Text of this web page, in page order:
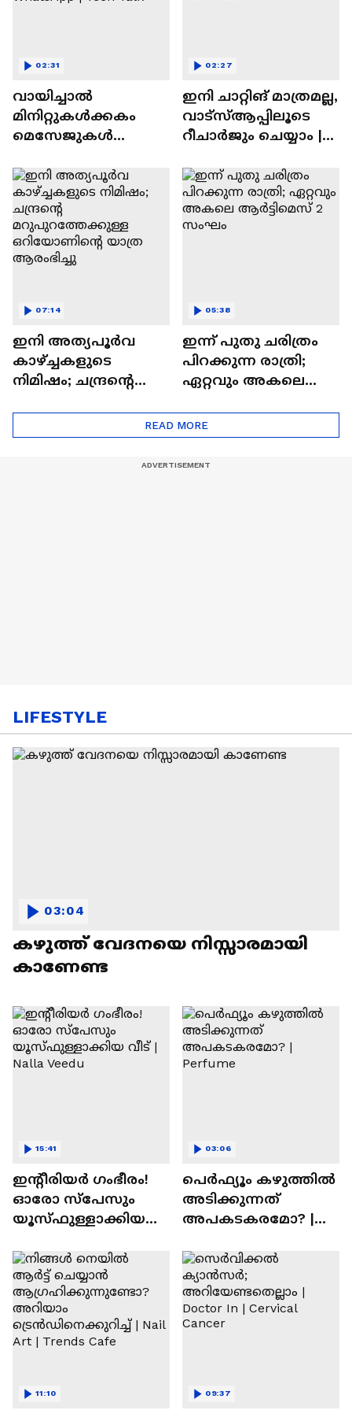
വായിച്ചാൽ
മിനിറ്റുകൾക്കകം
മെസേജുകള്‍
WhatsApp | Tech Talk
02:31
ഇനി ചാറ്റിങ് മാത്രമല്ല,
വാട്‌സ്‌ആപ്പിലൂടെ
റീചാർജും ചെയ്യാം |
Tech Talk
02:27
ഇനി അത്യപൂര്‍വ
കാഴ്ച്ചകളുടെ
നിമിഷം; ചന്ദ്രന്റെ
ഒറിയോണിന്റെ യാത്ര
ആരംഭിച്ചു
07:14
ഇന്ന് പുതു ചരിത്രം
പിറക്കുന്ന രാത്രി;
ഏറ്റവും അകലെ
05:38
READ MORE
LIFESTYLE
കഴുത്ത് വേദനയെ നിസ്സാരമായി
കാണേണ്ട
03:04
ഇന്റീരിയർ ഗംഭീരം!
ഓരോ സ്‌പേസും
യൂസ്ഫുള്ളാക്കിയ
15:41
പെർഫ്യൂം കഴുത്തിൽ
അടിക്കുന്നത്
അപകടകരമോ? |
03:06
11:10 09:37